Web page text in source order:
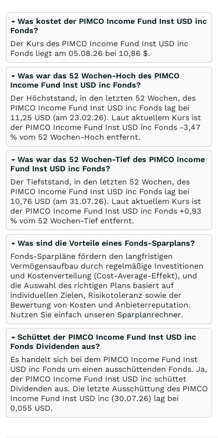
Was kostet der PIMCO Income Fund Inst USD inc
Fonds?
Der Kurs des PIMCO Income Fund Inst USD inc
Fonds liegt am 05.08.26 bei 10,86 $.
Was war das 52 Wochen-Hoch des PIMCO
Income Fund Inst USD inc Fonds?
Der Höchststand, in den letzten 52 Wochen, des
PIMCO Income Fund Inst USD inc Fonds lag bei
11,25 USD (am 23.02.26). Laut aktuellem Kurs ist
der PIMCO Income Fund Inst USD inc Fonds -3,47
% vom 52 Wochen-Hoch entfernt.
Was war das 52 Wochen-Tief des PIMCO Income
Fund Inst USD inc Fonds?
Der Tiefststand, in den letzten 52 Wochen, des
PIMCO Income Fund Inst USD inc Fonds lag bei
10,76 USD (am 31.07.26). Laut aktuellem Kurs ist
der PIMCO Income Fund Inst USD inc Fonds +0,93
% vom 52 Wochen-Tief entfernt.
Was sind die Vorteile eines Fonds-Sparplans?
Fonds-Sparpläne fördern den langfristigen
Vermögensaufbau durch regelmäßige Investitionen
und Kostenverteilung (Cost-Average-Effekt), und
die Auswahl des richtigen Plans basiert auf
individuellen Zielen, Risikotoleranz sowie der
Bewertung von Kosten und Anbieterreputation.
Nutzen Sie einfach unseren Sparplanrechner.
Schüttet der PIMCO Income Fund Inst USD inc
Fonds Dividenden aus?
Es handelt sich bei dem PIMCO Income Fund Inst
USD inc Fonds um einen ausschüttenden Fonds. Ja,
der PIMCO Income Fund Inst USD inc schüttet
Dividenden aus. Die letzte Ausschüttung des PIMCO
Income Fund Inst USD inc (30.07.26) lag bei
0,055 USD.